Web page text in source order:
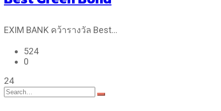
EXIM BANK คว้ารางวัล Best…
524
0
24